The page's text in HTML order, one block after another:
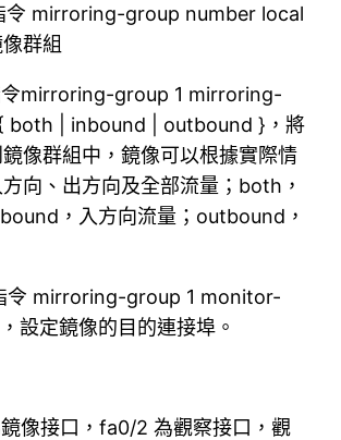
令 mirroring-group number local
群組
令mirroring-group 1 mirroring-
both | inbound | outbound }，將
像群組中，鏡像可以根據實際情
向、出方向及全部流量；both，
，入方向流量；outbound，
令 mirroring-group 1 monitor-
設定鏡像的目的連接埠。
像接口，fa0/2 為觀察接口，觀